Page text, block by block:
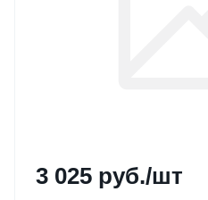
3 025 руб./шт